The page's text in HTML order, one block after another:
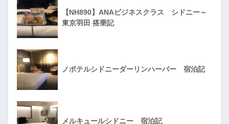
【NH890】ANAビジネスクラス シドニー～
東京羽田 搭乗記
ノボテルシドニーダーリンハーバー 宿泊記
メルキュールシドニー 宿泊記